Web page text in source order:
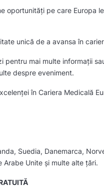
oportunități pe care Europa
unică de a avansa în
pentru mai multe informații
despre eveniment.
în Cariera Medicală
Suedia, Danemarca,
Arabe Unite și multe alte țări.